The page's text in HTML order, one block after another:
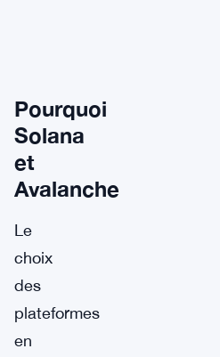
Pourquoi
Solana
et
Avalanche
Le
choix
des
plateformes
en